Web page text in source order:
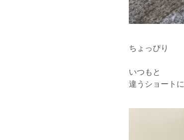
ちょっぴり
いつもと
違うショートに